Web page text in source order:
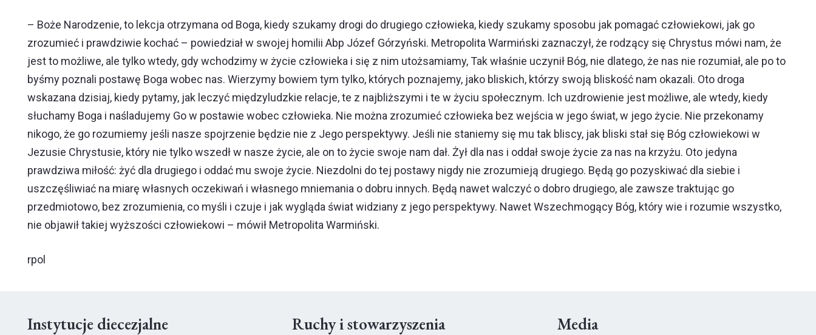
– Boże Narodzenie, to lekcja otrzymana od Boga, kiedy szukamy drogi do drugiego człowieka, kiedy szukamy sposobu jak pomagać człowiekowi, jak go
zrozumieć i prawdziwie kochać – powiedział w swojej homilii Abp Józef Górzyński. Metropolita Warmiński zaznaczył, że rodzący się Chrystus mówi nam, że
jest to możliwe, ale tylko wtedy, gdy wchodzimy w życie człowieka i się z nim utożsamiamy, Tak właśnie uczynił Bóg, nie dlatego, że nas nie rozumiał, ale po to
byśmy poznali postawę Boga wobec nas. Wierzymy bowiem tym tylko, których poznajemy, jako bliskich, którzy swoją bliskość nam okazali. Oto droga
wskazana dzisiaj, kiedy pytamy, jak leczyć międzyludzkie relacje, te z najbliższymi i te w życiu społecznym. Ich uzdrowienie jest możliwe, ale wtedy, kiedy
słuchamy Boga i naśladujemy Go w postawie wobec człowieka. Nie można zrozumieć człowieka bez wejścia w jego świat, w jego życie. Nie przekonamy
nikogo, że go rozumiemy jeśli nasze spojrzenie będzie nie z Jego perspektywy. Jeśli nie staniemy się mu tak bliscy, jak bliski stał się Bóg człowiekowi w
Jezusie Chrystusie, który nie tylko wszedł w nasze życie, ale on to życie swoje nam dał. Żył dla nas i oddał swoje życie za nas na krzyżu. Oto jedyna
prawdziwa miłość: żyć dla drugiego i oddać mu swoje życie. Niezdolni do tej postawy nigdy nie zrozumieją drugiego. Będą go pozyskiwać dla siebie i
uszczęśliwiać na miarę własnych oczekiwań i własnego mniemania o dobru innych. Będą nawet walczyć o dobro drugiego, ale zawsze traktując go
przedmiotowo, bez zrozumienia, co myśli i czuje i jak wygląda świat widziany z jego perspektywy. Nawet Wszechmogący Bóg, który wie i rozumie wszystko,
nie objawił takiej wyższości człowiekowi – mówił Metropolita Warmiński.
rpol
Instytucje diecezjalne Ruchy i stowarzyszenia Media